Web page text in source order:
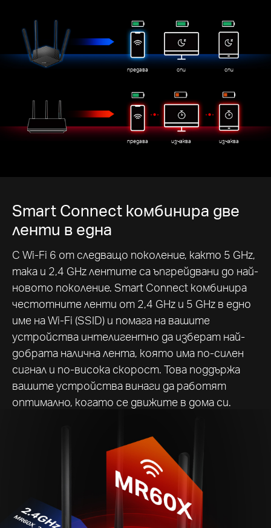
предава спи спи
предава изчаква изчаква
Smart Connect комбинира две
ленти в една
С Wi-Fi 6 от следващо поколение, както 5 GHz,
така и 2,4 GHz лентите са ъпгрейдвани до най-
новото поколение. Smart Connect комбинира
честотните ленти от 2,4 GHz и 5 GHz в едно
име на Wi-Fi (SSID) и помага на вашите
устройства интелигентно да изберат най-
добрата налична лента, която има по-силен
сигнал и по-висока скорост. Това поддържа
вашите устройства винаги да работят
оптимално, когато се движите в дома си.